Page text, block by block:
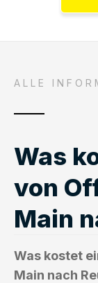
ALLE
Was
von
Main
Was kostet
Main nach